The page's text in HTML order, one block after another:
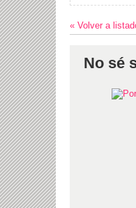
« Volver a
No sé